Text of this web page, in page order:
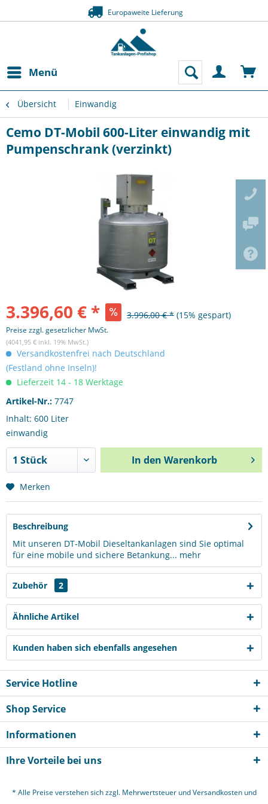
Europaweite Lieferung
Menü
Übersicht Einwandig
Cemo DT-Mobil 600-Liter einwandig mit
Pumpenschrank (verzinkt)
3.396,60 € * 3.996,00 € * (15% gespart)
Preise zzgl. gesetzlicher MwSt.
(4041,95 € inkl. 19% MwSt.)
Versandkostenfrei nach Deutschland
(Festland ohne Inseln)!
Lieferzeit 14 - 18 Werktage
Artikel-Nr.: 7747
Inhalt: 600 Liter
einwandig
In den Warenkorb
Merken
Beschreibung
Mit unseren DT-Mobil Dieseltankanlagen sind Sie optimal
für eine mobile und sichere Betankung... mehr
Zubehör 2
Ähnliche Artikel
Kunden haben sich ebenfalls angesehen
Service Hotline
Shop Service
Informationen
Ihre Vorteile bei uns
* Alle Preise verstehen sich zzgl. Mehrwertsteuer undVersandkostenund